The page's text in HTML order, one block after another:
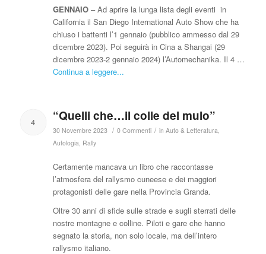
GENNAIO – Ad aprire la lunga lista degli eventi in
California il San Diego International Auto Show che ha
chiuso i battenti l’1 gennaio (pubblico ammesso dal 29
dicembre 2023). Poi seguirà in Cina a Shangai (29
dicembre 2023-2 gennaio 2024) l’Automechanika. Il 4 …
Continua a leggere...
4 “Quelli che…il colle del mulo”
30 Novembre 2023 / 0 Commenti / in Auto & Letteratura
Autologia Rally
Certamente mancava un libro che raccontasse
l’atmosfera del rallysmo cuneese e dei maggiori
protagonisti delle gare nella Provincia Granda.
Oltre 30 anni di sfide sulle strade e sugli sterrati delle
nostre montagne e colline. Piloti e gare che hanno
segnato la storia, non solo locale, ma dell’intero
rallysmo italiano.